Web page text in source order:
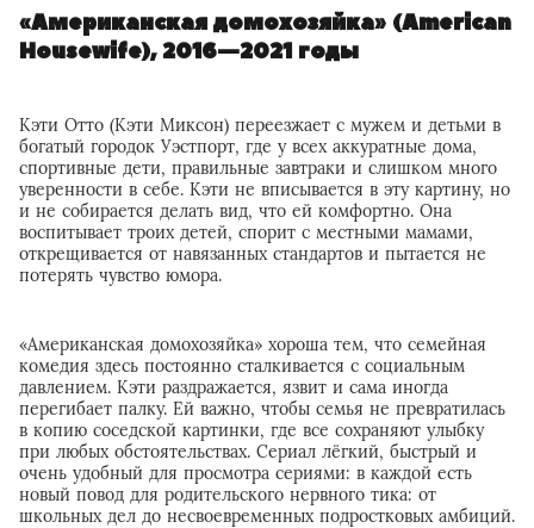
«Американская домохозяйка» (American
Housewife), 2016—2021 годы
Кэти Отто (Кэти Миксон) переезжает с мужем и детьми в
богатый городок Уэстпорт, где у всех аккуратные дома,
спортивные дети, правильные завтраки и слишком много
уверенности в себе. Кэти не вписывается в эту картину, но
и не собирается делать вид, что ей комфортно. Она
воспитывает троих детей, спорит с местными мамами,
открещивается от навязанных стандартов и пытается не
потерять чувство юмора.
«Американская домохозяйка» хороша тем, что семейная
комедия здесь постоянно сталкивается с социальным
давлением. Кэти раздражается, язвит и сама иногда
перегибает палку. Ей важно, чтобы семья не превратилась
в копию соседской картинки, где все сохраняют улыбку
при любых обстоятельствах. Сериал лёгкий, быстрый и
очень удобный для просмотра сериями: в каждой есть
новый повод для родительского нервного тика: от
школьных дел до несвоевременных подростковых амбиций.